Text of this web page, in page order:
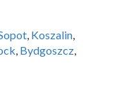
, Koszalin,
, Bydgoszcz,